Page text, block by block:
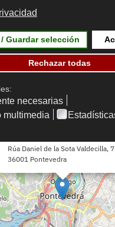
Hotel Rías Bajas
Rúa Daniel de la Sota Valdecilla, 7
36001 Pontevedra